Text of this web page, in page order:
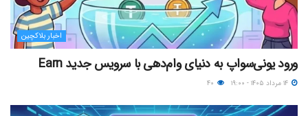
اخبار بلاکچین
ورود یونی‌سواپ به دنیای وام‌دهی با سرویس جدید Earn